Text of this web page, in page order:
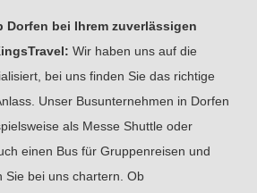
Dorfen bei Ihrem zuverlässigen
Wir haben uns auf die
bei uns finden Sie das richtige
Unser Busunternehmen in Dorfen
als Messe Shuttle oder
einen Bus für Gruppenreisen und
Sie bei uns chartern. Ob